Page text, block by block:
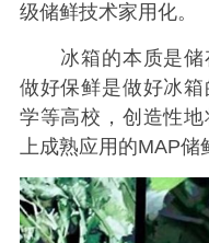
级储鲜技术家用化。
冰箱的本质是储
做好保鲜是做好冰
学等高校，创造性
上成熟应用的MAP